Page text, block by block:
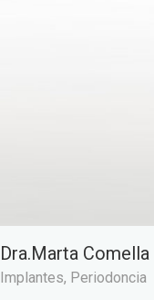
Dra.Marta Comella
Implantes, Periodoncia